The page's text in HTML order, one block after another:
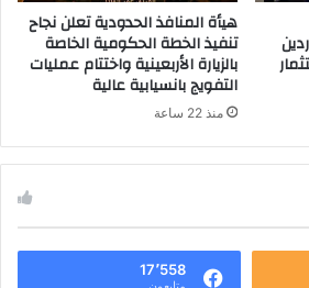
هيأة المنافذ الحدودية تعلن نجاح
تنفيذ الخطة الحكومية الخاصة
بالزيارة الأربعينية واختتام عمليات
التفويج بانسيابية عالية
منذ 22 ساعة
17٬558